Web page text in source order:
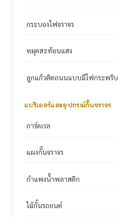
กระบองไฟจราจร
หมุดสะท้อนแสง
ลูกแก้วติดถนนแบบมีไฟกระพริบ
แบริเออร์และอุปกรณ์กั้นจราจร
การ์ดเรล
แผงกั้นจราจร
กำแพงน้ำพลาสติก
ไม้กั้นรถยนต์